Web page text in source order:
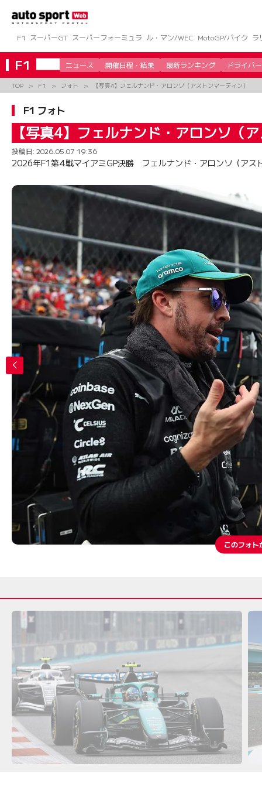
ツ
へ
ス
キ
ッ
F1 スーパーGT スーパーフォーミュラ ル・マン/WEC MotoGP/バイク ラ
F1 ニュース 開催日程・結果 最新ランキング ドライバー
TOP F1 フォト 【写真4】フェルナンド・アロンソ（アストンマーティン）
F1 フォト
【写真4】フェルナンド・アロンソ（
投稿日: 2026.05.07 19:36
2026年F1第4戦マイアミGP決勝 フェルナンド・アロンソ（アス
このフォト